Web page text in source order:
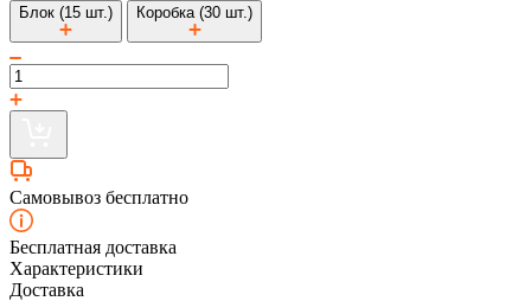
Блок (15 шт.) Коробка (30 шт.)
Самовывоз бесплатно
Бесплатная доставка
Характеристики
Доставка